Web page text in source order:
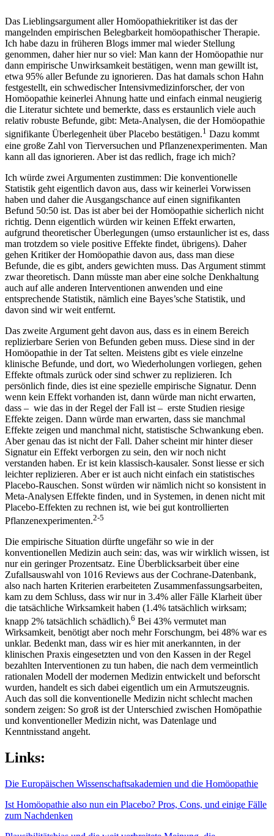
Das Lieblingsargument aller Homöopathiekritiker ist das der
mangelnden empirischen Belegbarkeit homöopathischer Therapie.
Ich habe dazu in früheren Blogs immer mal wieder Stellung
genommen, daher hier nur so viel: Man kann der Homöopathie nur
dann empirische Unwirksamkeit bestätigen, wenn man gewillt ist,
etwa 95% aller Befunde zu ignorieren. Das hat damals schon Hahn
festgestellt, ein schwedischer Intensivmedizinforscher, der von
Homöopathie keinerlei Ahnung hatte und einfach einmal neugierig
die Literatur sichtete und bemerkte, dass es erstaunlich viele auch
relativ robuste Befunde, gibt: Meta-Analysen, die der Homöopathie
signifikante Überlegenheit über Placebo bestätigen.1 Dazu kommt
eine große Zahl von Tierversuchen und Pflanzenexperimenten. Man
kann all das ignorieren. Aber ist das redlich, frage ich mich?
Ich würde zwei Argumenten zustimmen: Die konventionelle
Statistik geht eigentlich davon aus, dass wir keinerlei Vorwissen
haben und daher die Ausgangschance auf einen signifikanten
Befund 50:50 ist. Das ist aber bei der Homöopathie sicherlich nicht
richtig. Denn eigentlich würden wir keinen Effekt erwarten,
aufgrund theoretischer Überlegungen (umso erstaunlicher ist es, dass
man trotzdem so viele positive Effekte findet, übrigens). Daher
gehen Kritiker der Homöopathie davon aus, dass man diese
Befunde, die es gibt, anders gewichten muss. Das Argument stimmt
zwar theoretisch. Dann müsste man aber eine solche Denkhaltung
auch auf alle anderen Interventionen anwenden und eine
entsprechende Statistik, nämlich eine Bayes’sche Statistik, und
davon sind wir weit entfernt.
Das zweite Argument geht davon aus, dass es in einem Bereich
replizierbare Serien von Befunden geben muss. Diese sind in der
Homöopathie in der Tat selten. Meistens gibt es viele einzelne
klinische Befunde, und dort, wo Wiederholungen vorliegen, gehen
Effekte oftmals zurück oder sind schwer zu replizieren. Ich
persönlich finde, dies ist eine spezielle empirische Signatur. Denn
wenn kein Effekt vorhanden ist, dann würde man nicht erwarten,
dass – wie das in der Regel der Fall ist – erste Studien riesige
Effekte zeigen. Dann würde man erwarten, dass sie manchmal
Effekte zeigen und manchmal nicht, statistische Schwankung eben.
Aber genau das ist nicht der Fall. Daher scheint mir hinter dieser
Signatur ein Effekt verborgen zu sein, den wir noch nicht
verstanden haben. Er ist kein klassisch-kausaler. Sonst liesse er sich
leichter replizieren. Aber er ist auch nicht einfach ein statistisches
Placebo-Rauschen. Sonst würden wir nämlich nicht so konsistent in
Meta-Analysen Effekte finden, und in Systemen, in denen nicht mit
Placebo-Effekten zu rechnen ist, wie bei gut kontrollierten
Pflanzenexperimenten.2-5
Die empirische Situation dürfte ungefähr so wie in der
konventionellen Medizin auch sein: das, was wir wirklich wissen, ist
nur ein geringer Prozentsatz. Eine Überblicksarbeit über eine
Zufallsauswahl von 1016 Reviews aus der Cochrane-Datenbank,
also nach harten Kriterien erarbeiteten Zusammenfassungsarbeiten,
kam zu dem Schluss, dass wir nur in 3.4% aller Fälle Klarheit über
die tatsächliche Wirksamkeit haben (1.4% tatsächlich wirksam;
knapp 2% tatsächlich schädlich).6 Bei 43% vermutet man
Wirksamkeit, benötigt aber noch mehr Forschungm, bei 48% war es
unklar. Bedenkt man, dass wir es hier mit anerkannten, in der
klinischen Praxis eingesetzten und von den Kassen in der Regel
bezahlten Interventionen zu tun haben, die nach dem vermeintlich
rationalen Modell der modernen Medizin entwickelt und beforscht
wurden, handelt es sich dabei eigentlich um ein Armutszeugnis.
Auch das soll die konventionelle Medizin nicht schlecht machen
sondern zeigen: So groß ist der Unterschied zwischen Homöpathie
und konventioneller Medizin nicht, was Datenlage und
Kenntnisstand angeht.
Links:
Die Europäischen Wissenschaftsakademien und die Homöopathie
Ist Homöopathie also nun ein Placebo? Pros, Cons, und einige Fälle
zum Nachdenken